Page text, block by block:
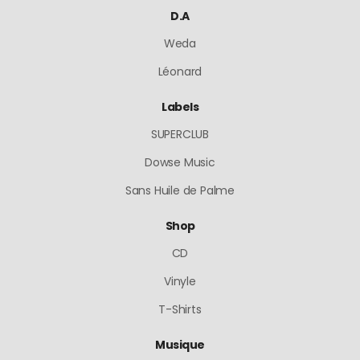
D.A
Weda
Léonard
Labels
SUPERCLUB
Dowse Music
Sans Huile de Palme
Shop
CD
Vinyle
T-Shirts
Musique